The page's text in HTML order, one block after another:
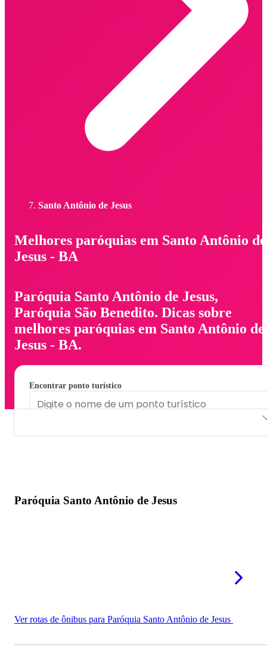
Santo Antônio de Jesus
Melhores paróquias em Santo Antônio de
Jesus - BA
Paróquia Santo Antônio de Jesus,
Paróquia São Benedito. Dicas sobre
melhores paróquias em Santo Antônio de
Jesus - BA.
Encontrar ponto turístico
Paróquia Santo Antônio de Jesus
Ver rotas de ônibus para Paróquia Santo Antônio de Jesus